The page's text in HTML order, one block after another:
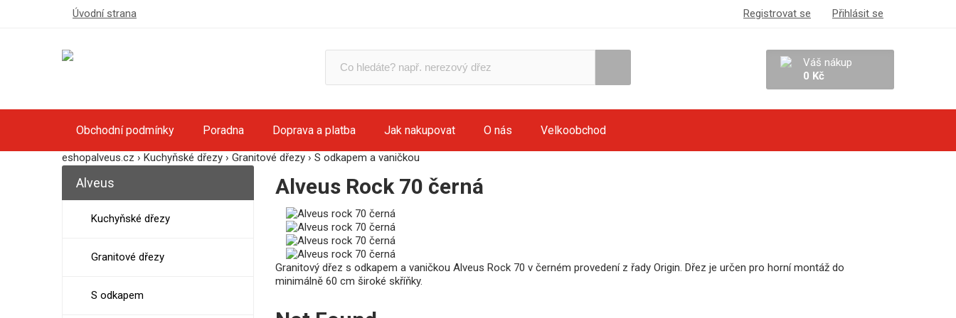
Úvodní strana Registrovat se Přihlásit se
Váš nákup
0 Kč
Obchodní podmínky Poradna Doprava a platba Jak nakupovat O nás Velkoobchod
eshopalveus.cz › Kuchyňské dřezy › Granitové dřezy › S odkapem a vaničkou
Alveus Rock 70 černá
Granitový dřez s odkapem a vaničkou Alveus Rock 70 v černém provedení z řady Origin. Dřez je určen pro horní montáž do
minimálně 60 cm široké skříňky.
Alveus
Kuchyňské dřezy
Granitové dřezy
S odkapem